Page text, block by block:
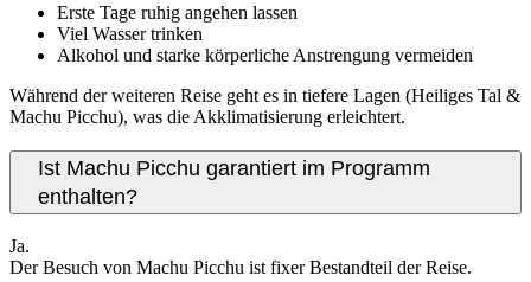
Erste Tage ruhig angehen lassen
Viel Wasser trinken
Alkohol und starke körperliche Anstrengung vermeiden
Während der weiteren Reise geht es in tiefere Lagen (Heiliges Tal &
Machu Picchu), was die Akklimatisierung erleichtert.
Ist Machu Picchu garantiert im Programm
enthalten?
Ja.
Der Besuch von Machu Picchu ist fixer Bestandteil der Reise.